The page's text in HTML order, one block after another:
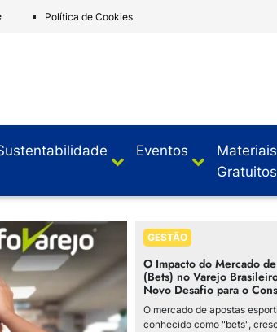
Política de Cookies
Eventos
Materiais
Gratuitos
GESTÃO
O Impacto do Mercado
(Bets) no Varejo
Novo Desafio para o
O mercado de apostas
conhecido como "bets",